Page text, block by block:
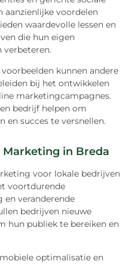
aanzienlijke voordelen
waardevolle lessen en
die hun eigen
kunnen andere
bij het ontwikkelen
marketingcampagnes.
bedrijf helpen om
en succes te versnellen.
in Breda
voor lokale bedrijven
voortdurende
veranderende
bedrijven nieuwe
hun publiek te bereiken en
optimalisatie en